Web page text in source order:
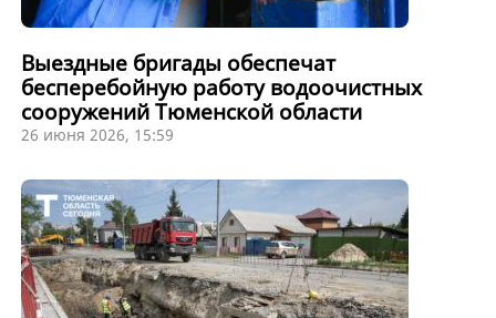
Выездные бригады обеспечат
бесперебойную работу водоочистных
сооружений Тюменской области
26 июня 2026, 15:59